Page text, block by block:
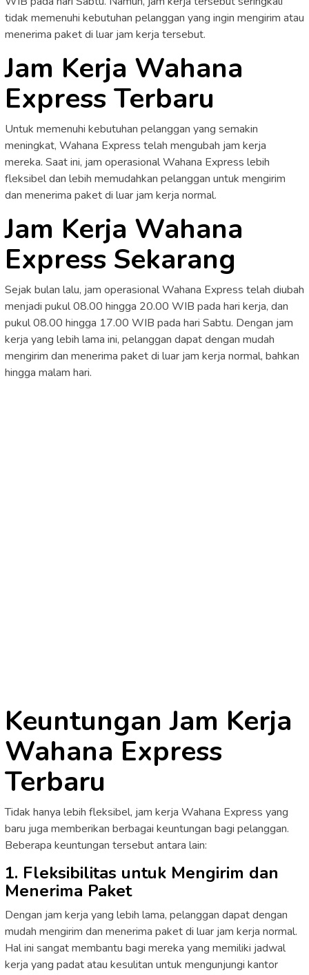
tidak memenuhi kebutuhan pelanggan yang ingin mengirim atau
menerima paket di luar jam kerja tersebut.
Jam Kerja Wahana
Express Terbaru
Untuk memenuhi kebutuhan pelanggan yang semakin
meningkat, Wahana Express telah mengubah jam kerja
mereka. Saat ini, jam operasional Wahana Express lebih
fleksibel dan lebih memudahkan pelanggan untuk mengirim
dan menerima paket di luar jam kerja normal.
Jam Kerja Wahana
Express Sekarang
Sejak bulan lalu, jam operasional Wahana Express telah diubah
menjadi pukul 08.00 hingga 20.00 WIB pada hari kerja, dan
pukul 08.00 hingga 17.00 WIB pada hari Sabtu. Dengan jam
kerja yang lebih lama ini, pelanggan dapat dengan mudah
mengirim dan menerima paket di luar jam kerja normal, bahkan
hingga malam hari.
Keuntungan Jam Kerja
Wahana Express
Terbaru
Tidak hanya lebih fleksibel, jam kerja Wahana Express yang
baru juga memberikan berbagai keuntungan bagi pelanggan.
Beberapa keuntungan tersebut antara lain:
1. Fleksibilitas untuk Mengirim dan
Menerima Paket
Dengan jam kerja yang lebih lama, pelanggan dapat dengan
mudah mengirim dan menerima paket di luar jam kerja normal.
Hal ini sangat membantu bagi mereka yang memiliki jadwal
kerja yang padat atau kesulitan untuk mengunjungi kantor